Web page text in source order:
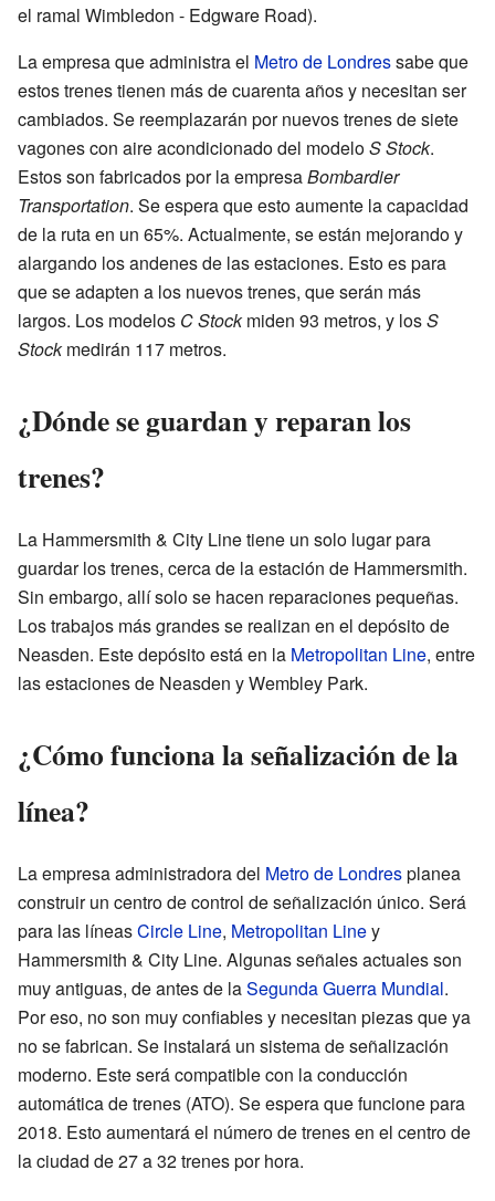
el ramal Wimbledon - Edgware Road).
La empresa que administra el Metro de Londressabe que
estos trenes tienen más de cuarenta años y necesitan ser
cambiados. Se reemplazarán por nuevos trenes de siete
vagones con aire acondicionado del modeloS Stock.
Estos son fabricados por la empresaBombardier
Transportation. Se espera que esto aumente la capacidad
de la ruta en un 65%. Actualmente, se están mejorando y
alargando los andenes de las estaciones. Esto es para
que se adapten a los nuevos trenes, que serán más
largos. Los modelos C Stockmiden 93 metros, y losS
Stockmedirán 117 metros.
¿Dónde se guardan y reparan los
trenes?
La Hammersmith & City Line tiene un solo lugar para
guardar los trenes, cerca de la estación de Hammersmith.
Sin embargo, allí solo se hacen reparaciones pequeñas.
Los trabajos más grandes se realizan en el depósito de
Neasden. Este depósito está en la Metropolitan Line, entre
las estaciones de Neasden y Wembley Park.
¿Cómo funciona la señalización de la
línea?
La empresa administradora del Metro de Londresplanea
construir un centro de control de señalización único. Será
para las líneasCircle Line, Metropolitan Liney
Hammersmith & City Line. Algunas señales actuales son
muy antiguas, de antes de laSegunda Guerra Mundial.
Por eso, no son muy confiables y necesitan piezas que ya
no se fabrican. Se instalará un sistema de señalización
moderno. Este será compatible con la conducción
automática de trenes (ATO). Se espera que funcione para
2018. Esto aumentará el número de trenes en el centro de
la ciudad de 27 a 32 trenes por hora.